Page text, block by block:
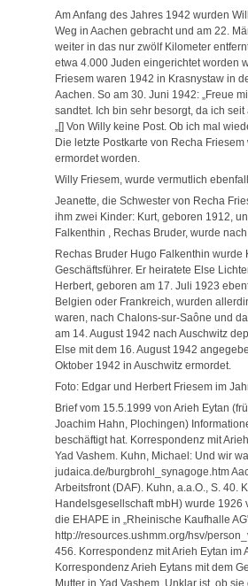
Am Anfang des Jahres 1942 wurden
Weg in Aachen gebracht und am 22.
weiter in das nur zwölf Kilometer
etwa 4.000 Juden eingerichtet worden
Friesem waren 1942 in Krasnystaw in
Aachen. So am 30. Juni 1942: „Freue
sandtet. Ich bin sehr besorgt, da ich
„[] Von Willy keine Post. Ob ich mal
Die letzte Postkarte von Recha
ermordet worden.
Willy Friesem, wurde vermutlich
Jeanette, die Schwester von Recha
ihm zwei Kinder: Kurt, geboren 1912,
Falkenthin , Rechas Bruder, wurde
Rechas Bruder Hugo Falkenthin
Geschäftsführer. Er heiratete Else
Herbert, geboren am 17. Juli 1923
Belgien oder Frankreich, wurden
waren, nach Chalons-sur-Saône und
am 14. August 1942 nach Auschwitz
Else mit dem 16. August 1942
Oktober 1942 in Auschwitz ermordet.
Foto: Edgar und Herbert Friesem im
Brief vom 15.5.1999 von Arieh Eytan
Joachim Hahn, Plochingen)
beschäftigt hat. Korrespondenz mit
Yad Vashem. Kuhn, Michael: Und wir
judaica.de/burgbrohl_synagoge.htm
Arbeitsfront (DAF). Kuhn, a.a.O., S. 40.
Handelsgesellschaft mbH) wurde
die EHAPE in „Rheinische Kaufhalle
http://resources.ushmm.org/hsv/
456. Korrespondenz mit Arieh Eytan im
Korrespondenz Arieh Eytans mit dem